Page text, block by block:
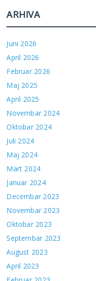
ARHIVA
Juni 2026
April 2026
Februar 2026
Maj 2025
April 2025
Novembar 2024
Oktobar 2024
Juli 2024
Maj 2024
Mart 2024
Januar 2024
Decembar 2023
Novembar 2023
Oktobar 2023
Septembar 2023
August 2023
April 2023